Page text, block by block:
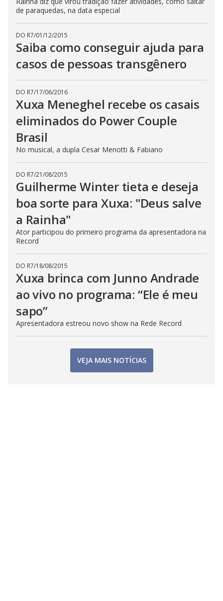
de paraquedas, na data especial
DO R7/01/12/2015
Saiba como conseguir ajuda para
casos de pessoas transgênero
DO R7/17/06/2016
Xuxa Meneghel recebe os casais
eliminados do Power Couple
Brasil
No musical, a dupla Cesar Menotti & Fabiano
DO R7/21/08/2015
Guilherme Winter tieta e deseja
boa sorte para Xuxa: "Deus salve
a Rainha"
Ator participou do primeiro programa da apresentadora na
Record
DO R7/18/08/2015
Xuxa brinca com Junno Andrade
ao vivo no programa: “Ele é meu
sapo”
Apresentadora estreou novo show na Rede Record
VEJA MAIS NOTÍCIAS